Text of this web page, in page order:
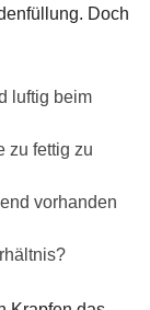
Doch
luftig beim
zu fettig zu
vorhanden